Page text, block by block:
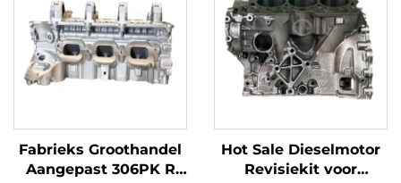
(Mexico)
Vervangingsonderdelen
voor Audi Inclusief 03L
NIEUW CDBA CFCA
Fabrieks Groothandel
Aangepast 306PK R
Hot Sale Dieselmotor
Revisiekit voor